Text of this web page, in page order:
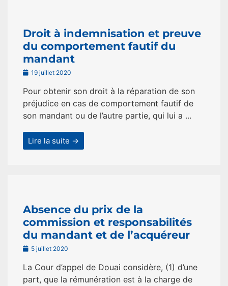
Droit à indemnisation et preuve
du comportement fautif du
mandant
19 juillet 2020
Pour obtenir son droit à la réparation de son
préjudice en cas de comportement fautif de
son mandant ou de l’autre partie, qui lui a ...
Lire la suite →
Absence du prix de la
commission et responsabilités
du mandant et de l’acquéreur
5 juillet 2020
La Cour d’appel de Douai considère, (1) d’une
part, que la rémunération est à la charge de